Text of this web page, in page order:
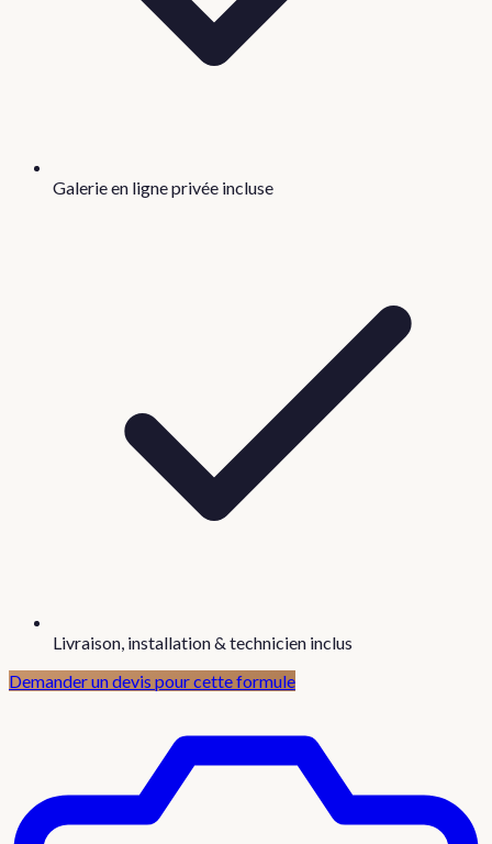
Galerie en ligne privée incluse
Livraison, installation & technicien inclus
Demander un devis pour cette formule